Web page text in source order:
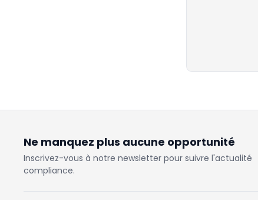
Ne manquez plus aucune opportunité
Inscrivez-vous à notre newsletter pour suivre l'actualité
compliance.